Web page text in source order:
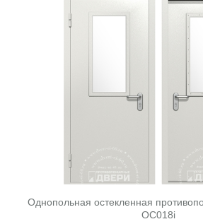
Однопольная остекленная
ОС018i